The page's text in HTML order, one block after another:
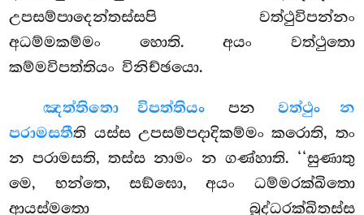
උපසම්පාදෙන්තස්සපි වත්ථුවිපන්නං
අධම්මකම්මං හොති. අයං වත්ථුතො
කම්මවිපත්තියං විනිච්ඡයො.
ඤත්තිතො විපත්තියං පනවත්ථුං න
පරාමසතීති යස්ස උපසම්පදාදිකම්මං කරොති, තං
න පරාමසති, තස්ස නාමං න ගණ්හාති. ‘‘සුණාතු
මෙ, භන්තෙ, සඞ්ඝො, අයං ධම්මරක්ඛිතො
ආයස්මතො බුද්ධරක්ඛිතස්ස